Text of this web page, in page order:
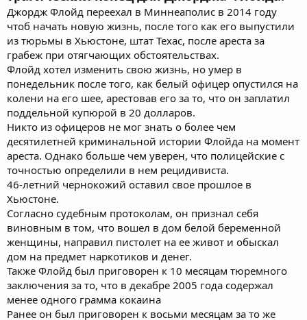
я
Джордж Флойд переехал в Миннеаполис в 2014 году
чтоб начать новую жизнь, после того как его выпустили
из тюрьмы в Хьюстоне, штат Техас, после ареста за
грабеж при отягчающих обстоятельствах.
Флойд хотел изменить свою жизнь, но умер в
понедельник после того, как белый офицер опустился на
колени на его шее, арестовав его за то, что он заплатил
поддельной купюрой в 20 долларов.
Никто из офицеров не мог знать о более чем
десятилетней криминальной истории Флойда на момент
ареста. Однако больше чем уверен, что полицейские с
точностью определили в нем рецидивиста.
46-летний чернокожий оставил свое прошлое в
Хьюстоне.
Согласно судебным протоколам, он признал себя
виновным в том, что вошел в дом белой беременной
женщины, направил пистолет на ее живот и обыскал
дом на предмет наркотиков и денег.
Также Флойд был приговорен к 10 месяцам тюремного
заключения за то, что в декабре 2005 года содержал
менее одного грамма кокаина
Ранее он был приговорен к восьми месяцам за то же